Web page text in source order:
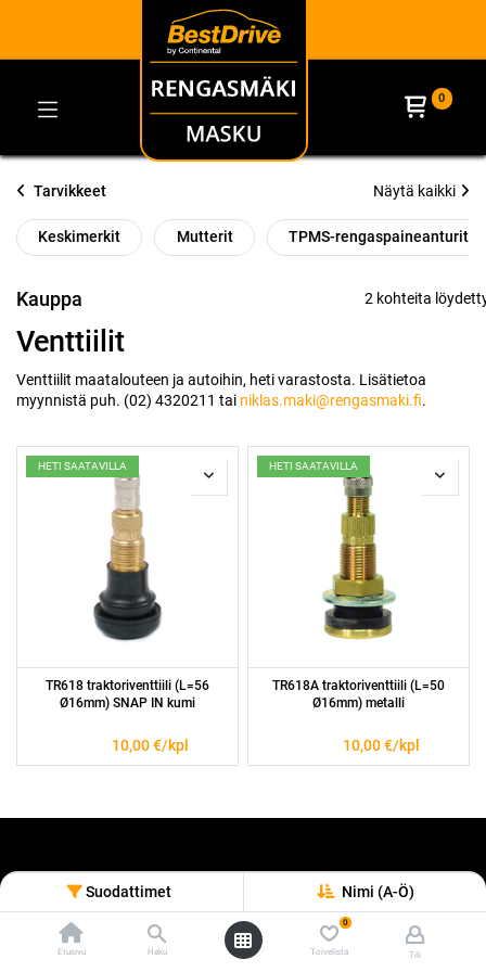
Suodattimet Nimi (A-Ö)
Etusivu Haku
0
Toivelista Tili
0
Tarvikkeet Näytä kaikki
Keskimerkit Mutterit TPMS-rengaspaineanturit
Kauppa 2 kohteita
Venttiilit
Venttiilit maatalouteen ja autoihin, heti varastosta. Lisätietoa
myynnistä puh. (02) 4320211 tai niklas.maki@rengasmaki.fi.
HETI SAATAVILLA
TR618 traktoriventtiili (L=56
Ø16mm) SNAP IN kumi
10,00€/kpl
HETI SAATAVILLA
TR618A traktoriventtiili (L=50
Ø16mm) metalli
10,00€/kpl